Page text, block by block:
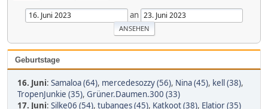
an
Geburtstage
16. Juni: Samaloa (64), mercedesozzy (56), Nina (45), kell (38),
TropenJunkie (35), Grüner.Daumen.300 (33)
17. Juni: Silke06 (54), tubanges (45), Katkoot (38), Elatior (35)